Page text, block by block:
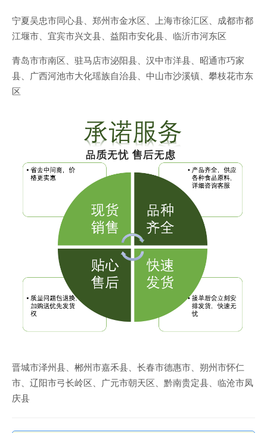
宁夏吴忠市同心县、郑州市金水区、上海市徐汇区、成都市都
江堰市、宜宾市兴文县、益阳市安化县、临沂市河东区
青岛市市南区、驻马店市泌阳县、汉中市洋县、昭通市巧家
县、广西河池市大化瑶族自治县、中山市沙溪镇、攀枝花市东
区
晋城市泽州县、郴州市嘉禾县、长春市德惠市、朔州市怀仁
市、辽阳市弓长岭区、广元市朝天区、黔南贵定县、临沧市凤
庆县